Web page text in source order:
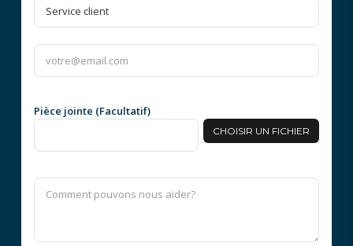
Pièce jointe (Facultatif)
CHOISIR UN FICHIER